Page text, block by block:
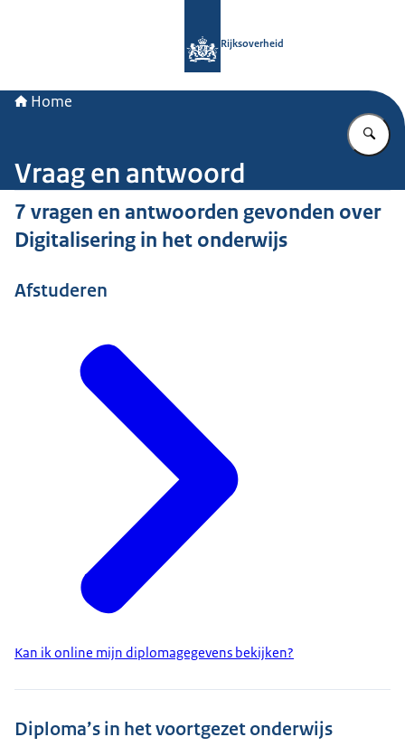
Rijksoverheid
Home
Vraag en antwoord
7 vragen en antwoorden gevonden over
Digitalisering in het onderwijs
Afstuderen
Kan ik online mijn diplomagegevens bekijken?
Diploma’s in het voortgezet onderwijs